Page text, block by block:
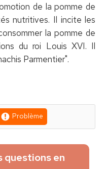
de la pomme de
nutritives. Il incite les
la pomme de
du roi Louis XVI. Il
Parmentier".
Problème
questions en